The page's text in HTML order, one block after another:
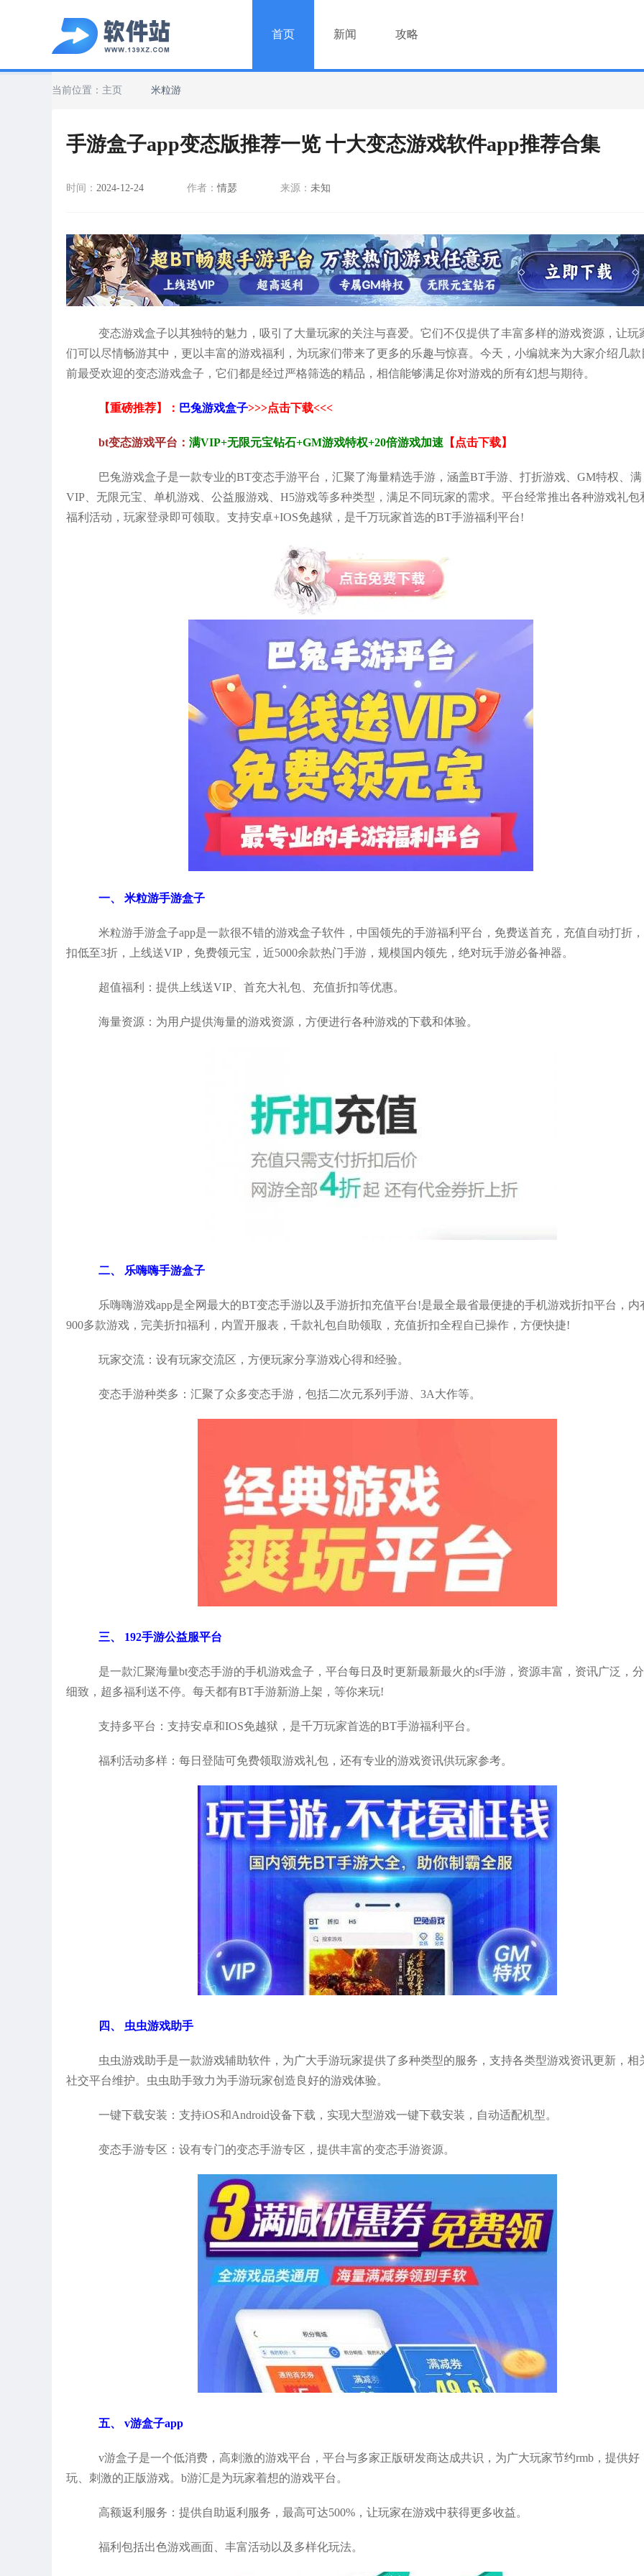
首页 新闻 攻略
当前位置： 主页 米粒游
手游盒子app变态版推荐一览 十大变态游戏软件app推荐合集
时间： 2024-12-24 作者：情瑟 来源： 未知
变态游戏盒子以其独特的魅力，吸引了大量玩家的关注与喜爱。它们不仅提供了丰富多样的游戏资源，让玩
们可以尽情畅游其中，更以丰富的游戏福利，为玩家们带来了更多的乐趣与惊喜。今天，小编就来为大家介绍几款
前最受欢迎的变态游戏盒子，它们都是经过严格筛选的精品，相信能够满足你对游戏的所有幻想与期待。
【重磅推荐】： 巴兔游戏盒子>>>点击下载<<<
bt变态游戏平台： 满VIP+无限元宝钻石+GM游戏特权+20倍游戏加速 【点击下载】
巴兔游戏盒子是一款专业的BT变态手游平台，汇聚了海量精选手游，涵盖BT手游、打折游戏、GM特权、满
VIP、无限元宝、单机游戏、公益服游戏、H5游戏等多种类型，满足不同玩家的需求。平台经常推出各种游戏礼包
福利活动，玩家登录即可领取。支持安卓+IOS免越狱，是千万玩家首选的BT手游福利平台!
一、 米粒游手游盒子
米粒游手游盒子app是一款很不错的游戏盒子软件，中国领先的手游福利平台，免费送首充，充值自动打折
扣低至3折，上线送VIP，免费领元宝，近5000余款热门手游，规模国内领先，绝对玩手游必备神器。
超值福利：提供上线送VIP、首充大礼包、充值折扣等优惠。
海量资源：为用户提供海量的游戏资源，方便进行各种游戏的下载和体验。
二、 乐嗨嗨手游盒子
乐嗨嗨游戏app是全网最大的BT变态手游以及手游折扣充值平台!是最全最省最便捷的手机游戏折扣平台，内
900多款游戏，完美折扣福利，内置开服表，千款礼包自助领取，充值折扣全程自已操作，方便快捷!
玩家交流：设有玩家交流区，方便玩家分享游戏心得和经验。
变态手游种类多：汇聚了众多变态手游，包括二次元系列手游、3A大作等。
三、 192手游公益服平台
是一款汇聚海量bt变态手游的手机游戏盒子，平台每日及时更新最新最火的sf手游，资源丰富，资讯广泛，
细致，超多福利送不停。每天都有BT手游新游上架，等你来玩!
支持多平台：支持安卓和IOS免越狱，是千万玩家首选的BT手游福利平台。
福利活动多样：每日登陆可免费领取游戏礼包，还有专业的游戏资讯供玩家参考。
四、 虫虫游戏助手
虫虫游戏助手是一款游戏辅助软件，为广大手游玩家提供了多种类型的服务，支持各类型游戏资讯更新，相
社交平台维护。虫虫助手致力为手游玩家创造良好的游戏体验。
一键下载安装：支持iOS和Android设备下载，实现大型游戏一键下载安装，自动适配机型。
变态手游专区：设有专门的变态手游专区，提供丰富的变态手游资源。
五、 v游盒子app
v游盒子是一个低消费，高刺激的游戏平台，平台与多家正版研发商达成共识，为广大玩家节约rmb，提供好
玩、刺激的正版游戏。b游汇是为玩家着想的游戏平台。
高额返利服务：提供自助返利服务，最高可达500%，让玩家在游戏中获得更多收益。
福利包括出色游戏画面、丰富活动以及多样化玩法。